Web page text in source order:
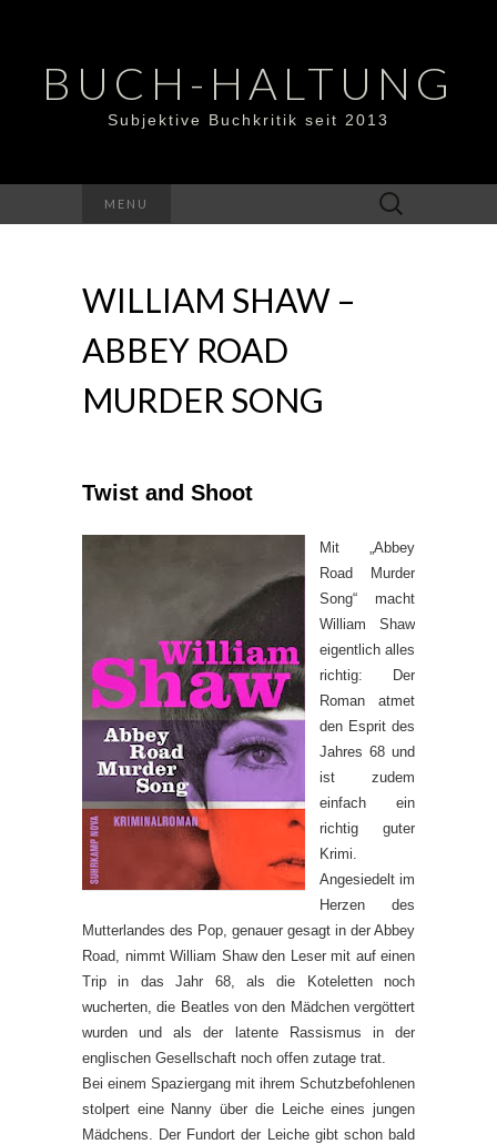
BUCH-HALTUNG
Subjektive Buchkritik seit 2013
MENU
Suchen
nach:
WILLIAM SHAW –
ABBEY ROAD
MURDER SONG
Twist and Shoot
Mit „Abbey
Road Murder
Song“ macht
William Shaw
eigentlich alles
richtig: Der
Roman atmet
den Esprit des
Jahres 68 und
ist zudem
einfach ein
richtig guter
Krimi.
Angesiedelt im
Herzen des
Mutterlandes des Pop, genauer gesagt in der Abbey
Road, nimmt William Shaw den Leser mit auf einen
Trip in das Jahr 68, als die Koteletten noch
wucherten, die Beatles von den Mädchen vergöttert
wurden und als der latente Rassismus in der
englischen Gesellschaft noch offen zutage trat.
Bei einem Spaziergang mit ihrem Schutzbefohlenen
stolpert eine Nanny über die Leiche eines jungen
Mädchens. Der Fundort der Leiche gibt schon bald